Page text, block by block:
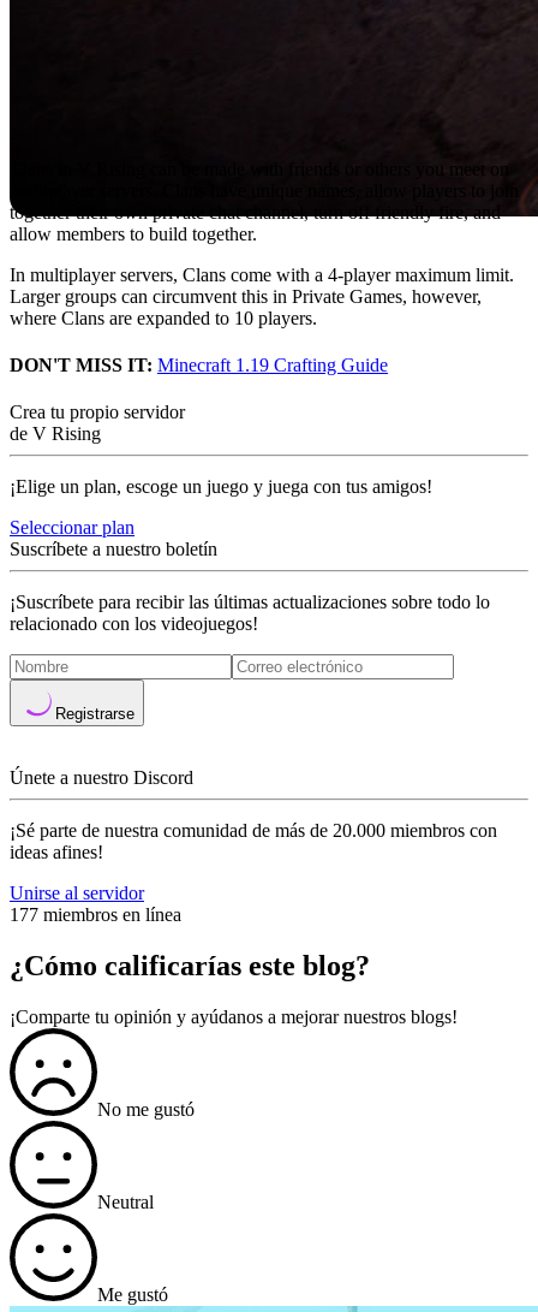
Clans in V Rising can be made with friends or others you meet on
together their own private chat channel, turn off friendly fire, and
allow members to build together.
In multiplayer servers, Clans come with a 4-player maximum limit.
Larger groups can circumvent this in Private Games, however,
where Clans are expanded to 10 players.
DON'T MISS IT: Minecraft 1.19 Crafting Guide
Crea tu propio servidor
de V Rising
¡Elige un plan, escoge un juego y juega con tus amigos!
Seleccionar plan
Suscríbete a nuestro boletín
¡Suscríbete para recibir las últimas actualizaciones sobre todo lo
relacionado con los videojuegos!
Registrarse
Únete a nuestro Discord
¡Sé parte de nuestra comunidad de más de 20.000 miembros con
ideas afines!
Unirse al servidor
177 miembros en línea
¿Cómo calificarías este blog?
¡Comparte tu opinión y ayúdanos a mejorar nuestros blogs!
No me gustó
Neutral
Me gustó